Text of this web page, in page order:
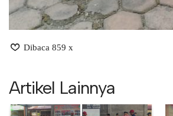
Dibaca 859 x
Artikel Lainnya